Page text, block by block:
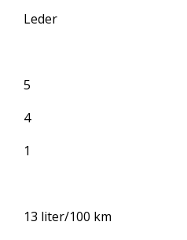
Leder
5
4
1
13 liter/100 km